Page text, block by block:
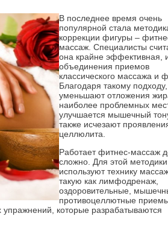
В последнее время очень
популярной стала
коррекции фигуры –
массаж. Специалисты
она крайне эффективная,
объединения приемов
классического массажа и
Благодаря такому подходу,
уменьшают отложения
наиболее проблемных
улучшается мышечный
также исчезают
целлюлита.
Работает фитнес-массаж
сложно. Для этой методики
используют технику
такую как лимфодренаж,
оздоровительные,
противоцеллютные
которые разрабатываются